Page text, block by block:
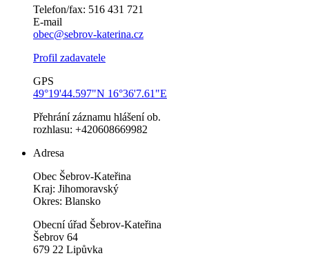
Telefon/fax: 516 431 721
E-mail
obec@sebrov-katerina.cz
Profil zadavatele
GPS
49°19'44.597"N 16°36'7.61"E
Přehrání záznamu hlášení ob.
rozhlasu: +420608669982
Adresa
Obec Šebrov-Kateřina
Kraj: Jihomoravský
Okres: Blansko
Obecní úřad Šebrov-Kateřina
Šebrov 64
679 22 Lipůvka